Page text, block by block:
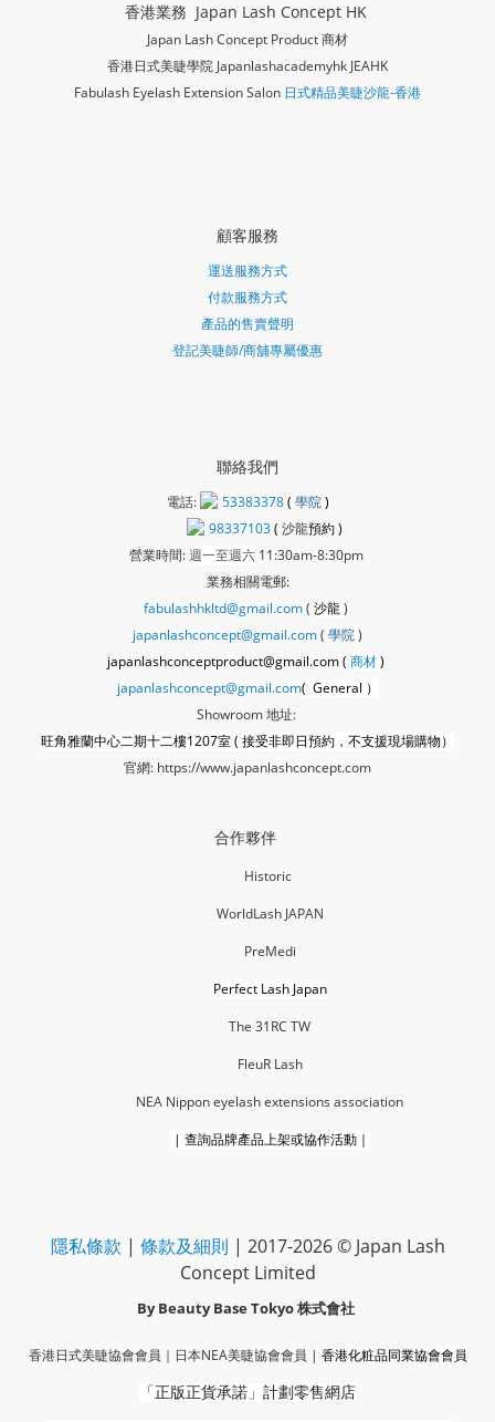
香港業務 Japan Lash Concept HK
Japan Lash Concept Product 商材
香港日式美睫學院 Japanlashacademyhk JEAHK
Fabulash Eyelash Extension Salon 日式精品美睫沙龍-香港
顧客服務
運送服務方式
付款服務方式
產品的售賣聲明
登記美睫師/商舖專屬優惠
聯絡我們
電話: 53383378( 學院)
98337103( 沙龍預約 )
營業時間:週一至週六11:30am-8:30pm
業務相關電郵:
fabulashhkltd@gmail.com( 沙龍)
japanlashconcept@gmail.com( 學院)
japanlashconceptproduct@gmail.com ( 商材)
japanlashconcept@gmail.com( General ）
Showroom 地址:
旺角雅蘭中心二期十二樓1207室 ( 接受非即日預約，不支援現場購物）
官網: https://www.japanlashconcept.com
合作夥伴
Historic
WorldLash JAPAN
PreMedi
Perfect Lash Japan
The 31RC TW
FleuR Lash
NEA Nippon eyelash extensions association
| 查詢品牌產品上架或協作活動｜
隱私條款 | 條款及細則 | 2017-2026 © Japan Lash
Concept Limited
By Beauty Base Tokyo株式會社
香港日式美睫協會會員｜ 日本NEA美睫協會會員 | 香港化粧品同業協會會員
「正版正貨承諾」 計劃零售網店